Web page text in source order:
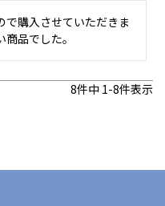
で購入させていただきま
品でした。
8件中 1-8件表示